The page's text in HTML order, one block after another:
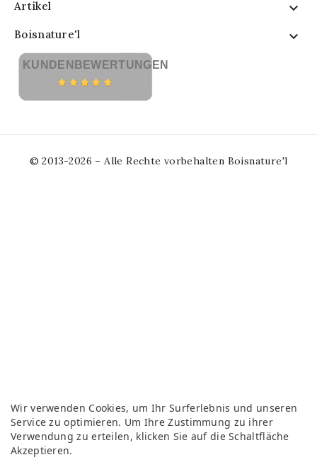
Artikel 
Boisnature'l 
Wir verwenden Cookies, um Ihr Surferlebnis und unseren
Service zu optimieren. Um Ihre Zustimmung zu ihrer
Verwendung zu erteilen, klicken Sie auf die Schaltfläche
Akzeptieren.
KUNDENBEWERTUNGEN
© 2013-2026 – Alle Rechte vorbehalten Boisnature'l